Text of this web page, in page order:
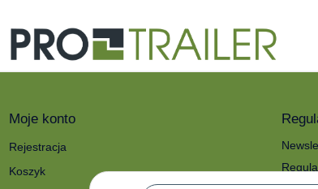
Moje konto
Rejestracja
Koszyk